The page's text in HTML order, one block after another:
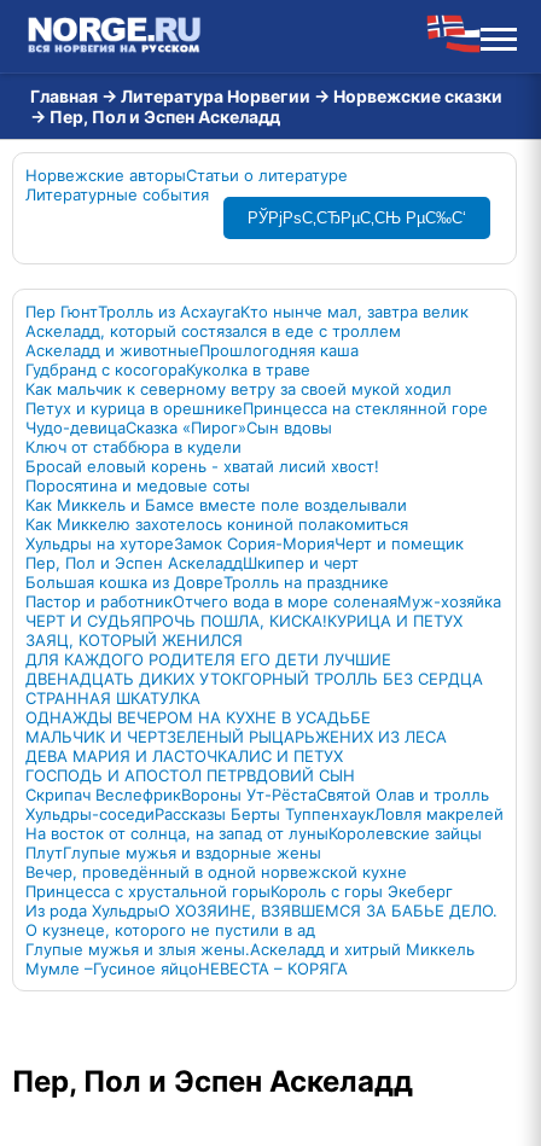
Главная → Литература Норвегии → Норвежские сказки
→ Пер, Пол и Эспен Аскеладд
Норвежские авторыСтатьи о литературе
Литературные события
РЎРјРѕС‚СЂРµС‚СЊ РµС‰С‘
Пер ГюнтТролль из АсхаугаКто нынче мал, завтра велик
Аскеладд, который состязался в еде с троллем
Аскеладд и животныеПрошлогодняя каша
Гудбранд с косогораКуколка в траве
Как мальчик к северному ветру за своей мукой ходил
Петух и курица в орешникеПринцесса на стеклянной горе
Чудо-девицаСказка «Пирог»Сын вдовы
Ключ от стаббюра в кудели
Бросай еловый корень - хватай лисий хвост!
Поросятина и медовые соты
Как Миккель и Бамсе вместе поле возделывали
Как Миккелю захотелось кониной полакомиться
Хульдры на хутореЗамок Сория-МорияЧерт и помещик
Пер, Пол и Эспен АскеладдШкипер и черт
Большая кошка из ДовреТролль на празднике
Пастор и работникОтчего вода в море соленаяМуж-хозяйка
ЧЕРТ И СУДЬЯПРОЧЬ ПОШЛА, КИСКА!КУРИЦА И ПЕТУХ
ЗАЯЦ, КОТОРЫЙ ЖЕНИЛСЯ
ДЛЯ КАЖДОГО РОДИТЕЛЯ ЕГО ДЕТИ ЛУЧШИЕ
ДВЕНАДЦАТЬ ДИКИХ УТОКГОРНЫЙ ТРОЛЛЬ БЕЗ СЕРДЦА
СТРАННАЯ ШКАТУЛКА
ОДНАЖДЫ ВЕЧЕРОМ НА КУХНЕ В УСАДЬБЕ
МАЛЬЧИК И ЧЕРТЗЕЛЕНЫЙ РЫЦАРЬЖЕНИХ ИЗ ЛЕСА
ДЕВА МАРИЯ И ЛАСТОЧКАЛИС И ПЕТУХ
ГОСПОДЬ И АПОСТОЛ ПЕТРВДОВИЙ СЫН
Скрипач ВеслефрикВороны Ут-РёстаСвятой Олав и тролль
Хульдры-соседиРассказы Берты ТуппенхаукЛовля макрелей
На восток от солнца, на запад от луныКоролевские зайцы
ПлутГлупые мужья и вздорные жены
Вечер, проведённый в одной норвежской кухне
Принцесса с хрустальной горыКороль с горы Экеберг
Из рода ХульдрыО ХОЗЯИНЕ, ВЗЯВШЕМСЯ ЗА БАБЬЕ ДЕЛО.
О кузнеце, которого не пустили в ад
Глупые мужья и злыя жены.Аскеладд и хитрый Миккель
Мумле –Гусиное яйцоНЕВЕСТА – КОРЯГА
Пер, Пол и Эспен Аскеладд